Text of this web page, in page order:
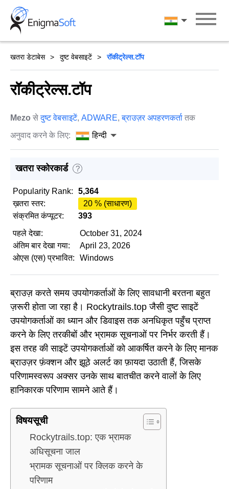
Skip
content
हिन्दी
खतरा डेटाबेस दुष्ट वेबसाइटें रॉकीट्रेल्स.टॉप
रॉकीट्रेल्स.टॉप
Mezo सेदुष्ट वेबसाइटें, ADWARE,ब्राउज़र अपहरणकर्ता तक
अनुवाद करने के लिए:
हिन्दी
खतरा स्कोरकार्ड ?
Popularity Rank:
5,364
ख़तरा स्तर:
20 % (साधारण)
संक्रमित कंप्यूटर:
393
पहले देखा:
October 31, 2024
अंतिम बार देखा गया:
April 23, 2026
ओएस (एस) प्रभावित:
Windows
ब्राउज़ करते समय उपयोगकर्ताओं के लिए सावधानी बरतना बहुत
ज़रूरी होता जा रहा है। Rockytrails.top जैसी दुष्ट साइटें
उपयोगकर्ताओं का ध्यान और डिवाइस तक अनधिकृत पहुँच प्राप्त
करने के लिए तरकीबों और भ्रामक सूचनाओं पर निर्भर करती हैं।
इस तरह की साइटें उपयोगकर्ताओं को आकर्षित करने के लिए मानक
ब्राउज़र फ़ंक्शन और झूठे अलर्ट का फ़ायदा उठाती हैं, जिसके
परिणामस्वरूप अक्सर उनके साथ बातचीत करने वालों के लिए
हानिकारक परिणाम सामने आते हैं।
विषयसूची
Rockytrails.top: एक भ्रामक
अधिसूचना जाल
भ्रामक सूचनाओं पर क्लिक करने के
परिणाम